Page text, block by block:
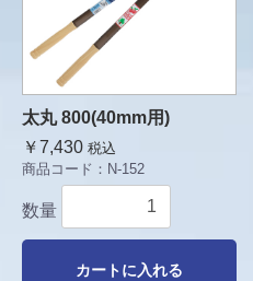
太丸 800(40mm用)
￥7,430 税込
商品コード： N-152
数量
カートに入れる